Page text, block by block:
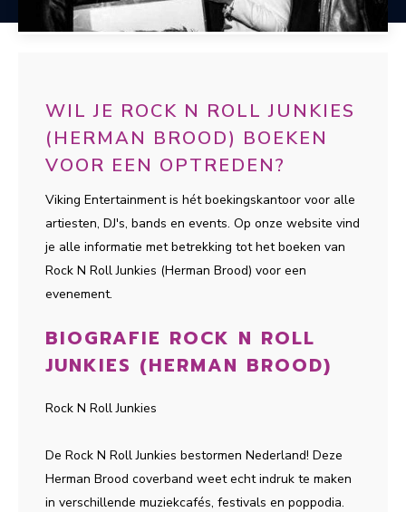
WIL JE ROCK N ROLL JUNKIES
(HERMAN BROOD) BOEKEN
VOOR EEN OPTREDEN?
Viking Entertainment is hét boekingskantoor voor alle
artiesten, DJ's, bands en events. Op onze website vind
je alle informatie met betrekking tot het boeken van
Rock N Roll Junkies (Herman Brood) voor een
evenement.
BIOGRAFIE ROCK N ROLL
JUNKIES (HERMAN BROOD)
Rock N Roll Junkies
De Rock N Roll Junkies bestormen Nederland! Deze
Herman Brood coverband weet echt indruk te maken
in verschillende muziekcafés, festivals en poppodia.